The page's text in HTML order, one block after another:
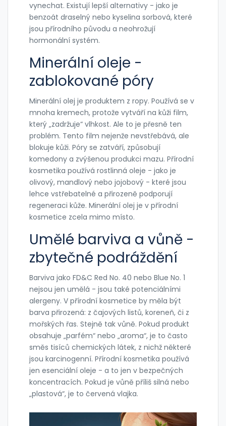
vynechat. Existují lepší alternativy - jako je
benzoát draselný nebo kyselina sorbová, které
jsou přírodního původu a neohrožují
hormonální systém.
Minerální oleje -
zablokované póry
Minerální olej je produktem z ropy. Používá se v
mnoha kremech, protože vytváří na kůži film,
který „zadržuje“ vlhkost. Ale to je přesně ten
problém. Tento film nejenže nevstřebává, ale
blokuje kůži. Póry se zatváří, způsobují
komedony a zvýšenou produkci mazu. Přírodní
kosmetika používá rostlinná oleje - jako je
olivový, mandlový nebo jojobový - které jsou
lehce vstřebatelné a přirozeně podporují
regeneraci kůže. Minerální olej je v přírodní
kosmetice zcela mimo místo.
Umělé barviva a vůně -
zbytečné podráždění
Barviva jako FD&C Red No. 40 nebo Blue No. 1
nejsou jen umělá - jsou také potenciálními
alergeny. V přírodní kosmetice by měla být
barva přirozená: z čajových listů, koreneň, či z
mořských řas. Stejně tak vůně. Pokud produkt
obsahuje „parfém“ nebo „aroma“, je to často
směs tisíců chemických látek, z nichž některé
jsou karcinogenní. Přírodní kosmetika používá
jen esenciální oleje - a to jen v bezpečných
koncentracích. Pokud je vůně příliš silná nebo
„plastová“, je to červená vlajka.